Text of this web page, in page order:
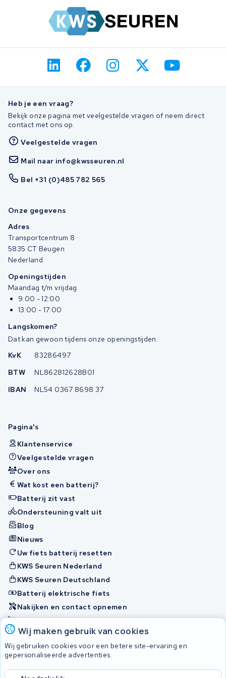
Wij maken gebruik van cookies
Wij gebruiken cookies voor een betere site-ervaring en
gepersonaliseerde advertenties.
Heb je een vraag?
Bekijk onze pagina met veelgestelde vragen of neem direct
contact met ons op.
Veelgestelde vragen
Mail naar info@kwsseuren.nl
Bel +31 (0)485 782 565
Onze gegevens
Adres
Transportcentrum 8
5835 CT Beugen
Nederland
Openingstijden
Maandag t/m vrijdag
9:00 - 12:00
13:00 - 17:00
Langskomen?
Dat kan gewoon tijdens onze openingstijden.
KvK
83286497
BTW
NL862812628B01
IBAN
NL54 0367 8698 37
Pagina's
Klantenservice
Veelgestelde vragen
Over ons
Wat kost een batterij?
Batterij zit vast
Ondersteuning valt uit
Blog
Nieuws
Uw fiets batterij resetten
KWS Seuren Nederland
KWS Seuren Deutschland
Batterij elektrische fiets
Nakijken en contact opnemen
Onherstelbaar
Accu's